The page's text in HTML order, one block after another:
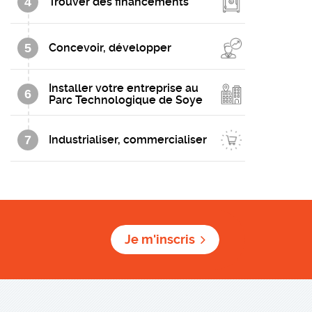
5 Concevoir, développer
6
Installer votre entreprise au
Parc Technologique de Soye
7 Industrialiser, commercialiser
Je m'inscris